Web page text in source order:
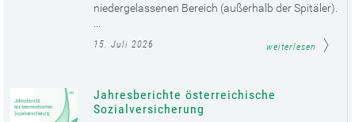
niedergelassenen Bereich (außerhalb der Spitäler).
15. Juli 2026 weiterlesen
Jahresberichte österreichische
Sozialversicherung